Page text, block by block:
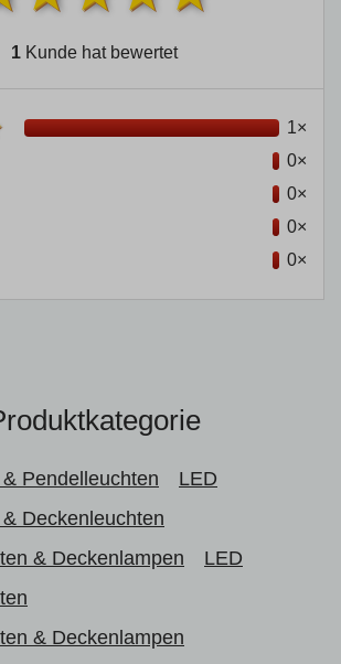
1Kunde hat bewertet
1×
0×
0×
0×
0×
Pendelleuchten
LED
Deckenleuchten
& Deckenlampen
LED
& Deckenlampen